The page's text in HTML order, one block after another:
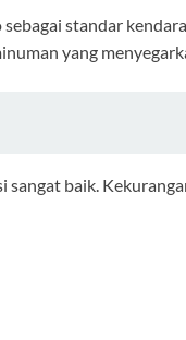
sebagai standar
yang
sangat baik.